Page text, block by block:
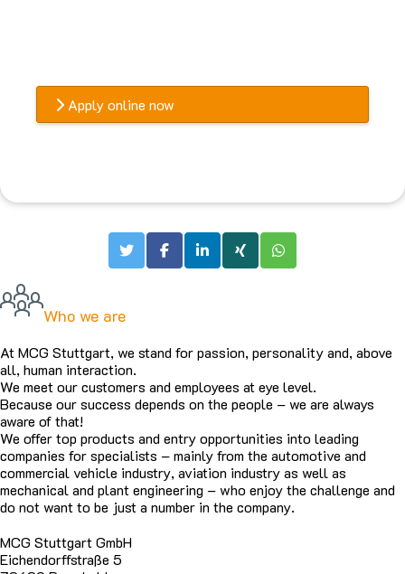
Apply online now
Who we are
At MCG Stuttgart, we stand for passion, personality and, above
all, human interaction.
We meet our customers and employees at eye level.
Because our success depends on the people – we are always
aware of that!
We offer top products and entry opportunities into leading
companies for specialists – mainly from the automotive and
commercial vehicle industry, aviation industry as well as
mechanical and plant engineering – who enjoy the challenge and
do not want to be just a number in the company.
MCG Stuttgart GmbH
Eichendorffstraße 5